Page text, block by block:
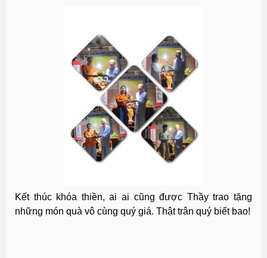
Kết thúc khóa thiền, ai ai cũng được Thầy trao tặng
những món quà vô cùng quý giá. Thật trân quý biết bao!